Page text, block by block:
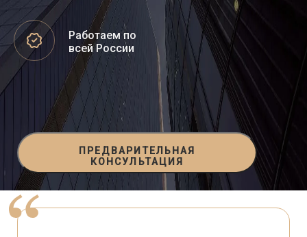
Работаем по
всей России
ПРЕДВАРИТЕЛЬНАЯ
КОНСУЛЬТАЦИЯ